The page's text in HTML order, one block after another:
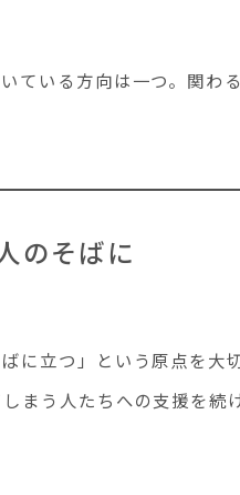
ている方向は一つ。関わ
のそばに
に立つ」という原点を大
まう人たちへの支援を続